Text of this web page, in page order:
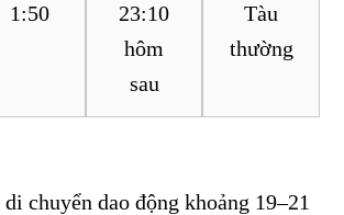
1:50
23:10
hôm
sau
Tàu
thường
chuyển dao động khoảng 19–21